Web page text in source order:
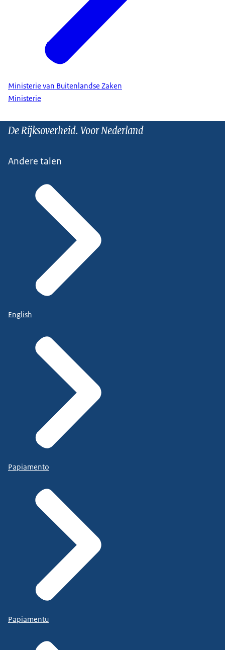
Ministerie van Buitenlandse Zaken
Ministerie
De Rijksoverheid. Voor Nederland
Andere talen
English
Papiamento
Papiamentu